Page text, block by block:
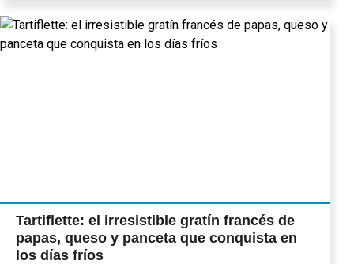
Tartiflette: el irresistible gratín francés de
papas, queso y panceta que conquista en
los días fríos